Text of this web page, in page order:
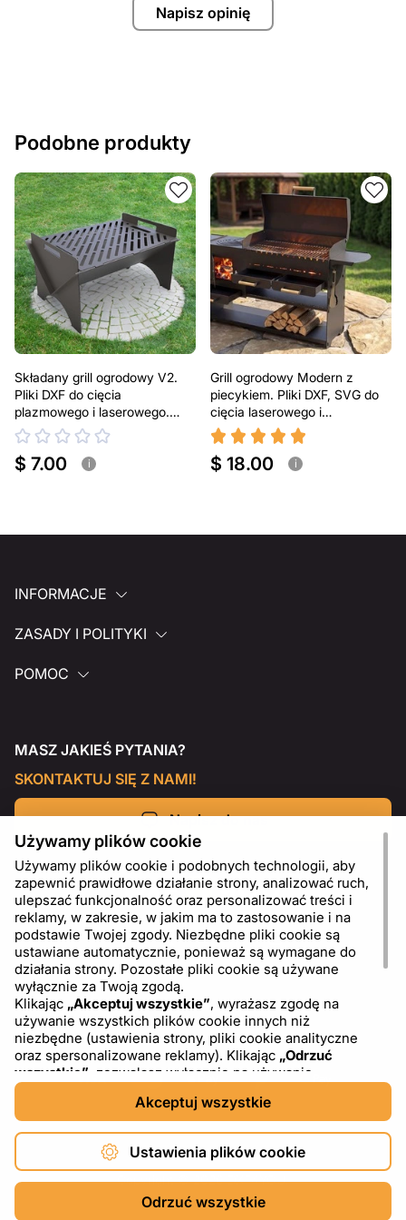
Napisz opinię
Podobne produkty
Składany grill ogrodowy V2.
Pliki DXF do cięcia
plazmowego i laserowego.
Przenośny grill BBQ
$ 7.00 i
Grill ogrodowy Modern z
piecykiem. Pliki DXF, SVG do
cięcia laserowego i
plazmowego
$ 18.00 i
INFORMACJE
ZASADY I POLITYKI
POMOC
MASZ JAKIEŚ PYTANIA?
SKONTAKTUJ SIĘ Z NAMI!
Napisz do nas
Copyright © 2026 DXF4YOU.
PL USD - US Dollar ($)
Używamy plików cookie
Używamy plików cookie i podobnych technologii, aby
zapewnić prawidłowe działanie strony, analizować ruch,
ulepszać funkcjonalność oraz personalizować treści i
reklamy, w zakresie, w jakim ma to zastosowanie i na
podstawie Twojej zgody. Niezbędne pliki cookie są
ustawiane automatycznie, ponieważ są wymagane do
działania strony. Pozostałe pliki cookie są używane
wyłącznie za Twoją zgodą.
Klikając „Akceptuj wszystkie”, wyrażasz zgodę na
używanie wszystkich plików cookie innych niż
niezbędne (ustawienia strony, pliki cookie analityczne
oraz spersonalizowane reklamy). Klikając „Odrzuć
wszystkie” , zezwalasz wyłącznie na używanie
niezbędnych plików cookie. Klikając
, możesz wybrać, które kategorie plików cookie
chcesz zaakceptować lub zablokować. Możesz w
dowolnym momencie zmienić lub wycofać swoją zgodę,
korzystając z linku „Ustawienia plików cookie” w dolnej
części strony. Więcej informacji na temat korzystania z
plików cookie, w tym o dostawcach zewnętrznych,
znajdziesz w naszejPolityce plików cookie
Akceptuj wszystkie
Ustawienia plików cookie
Odrzuć wszystkie